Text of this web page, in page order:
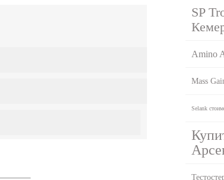
SP
Amino
Mass
Selank